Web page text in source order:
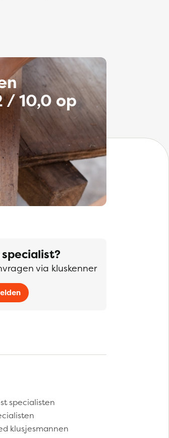
/ 10,0 op
via kluskenner
specialisten
klusjesmannen